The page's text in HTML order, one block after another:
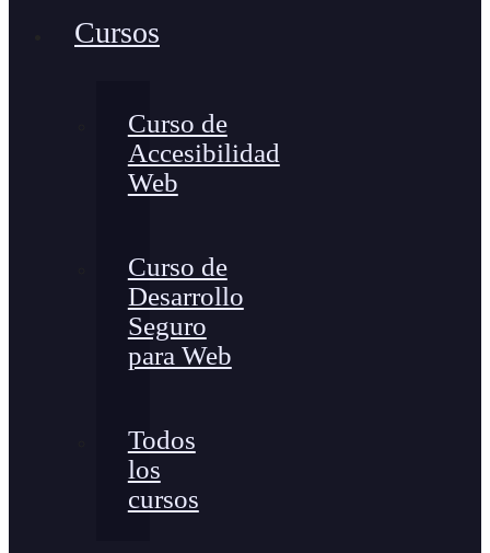
Cursos
Curso de
Accesibilidad
Web
Curso de
Desarrollo
Seguro
para Web
Todos
los
cursos